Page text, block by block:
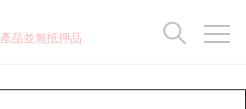
品並無抵押品